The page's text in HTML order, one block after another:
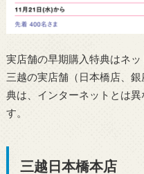
実店舗の早期購入特典はネッ
三越の実店舗（日本橋店、
典は、インターネットとは
す。
三越日本橋本店